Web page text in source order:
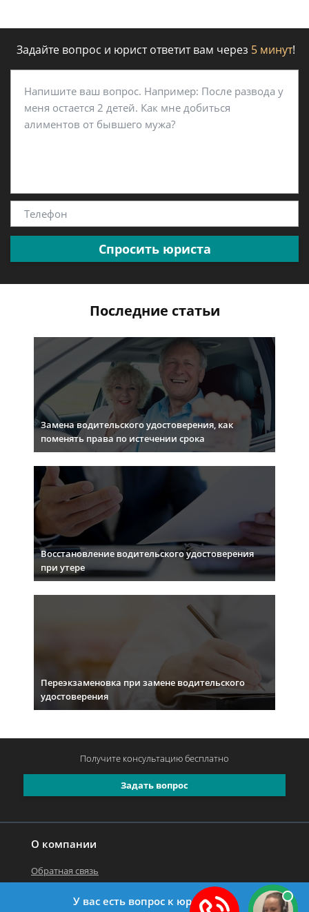
Задайте вопрос и юрист ответит вам через 5 минут!
Спросить юриста
Последние статьи
Замена водительского удостоверения, как
поменять права по истечении срока
Восстановление водительского удостоверения
при утере
Переэкзаменовка при замене водительского
удостоверения
О компании
Обратная связь
Задать вопрос
Получите консультациюбесплатно
У вас есть вопрос к юристу?